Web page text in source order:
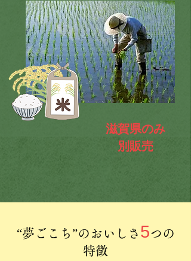
滋賀県のみ
別販売
“​夢ごこち”のおいしさ 5つの
特徴